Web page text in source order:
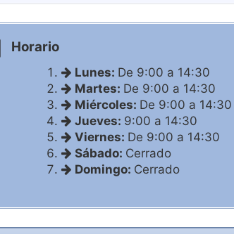
Horario
Lunes: De 9:00 a 14:30
Martes: De 9:00 a 14:30
Miércoles: De 9:00 a 14:30
Jueves: 9:00 a 14:30
Viernes: De 9:00 a 14:30
Sábado: Cerrado
Domingo: Cerrado